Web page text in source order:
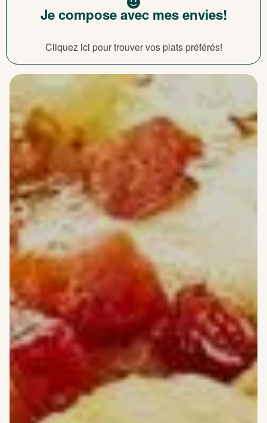
Je compose avec mes envies!
Cliquez ici pour trouver vos plats préférés!